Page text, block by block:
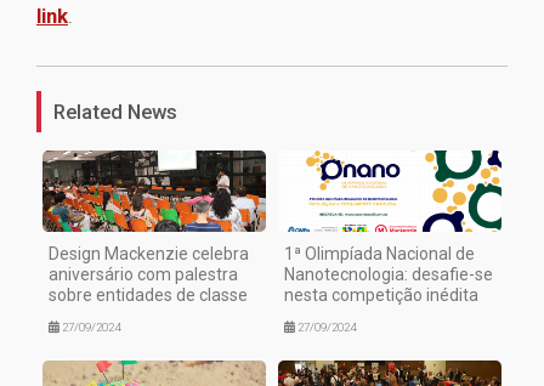
link.
Related News
Design Mackenzie celebra
aniversário com palestra
sobre entidades de classe
27/09/2024
1ª Olimpíada Nacional de
Nanotecnologia: desafie-se
nesta competição inédita
27/09/2024